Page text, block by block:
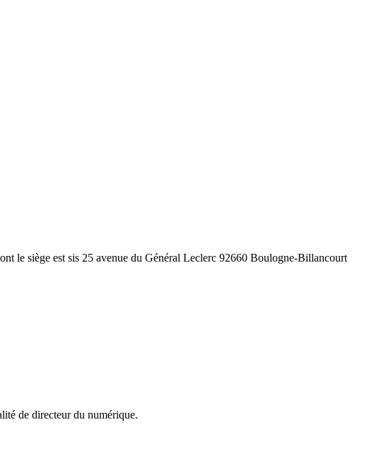
le siège est sis 25 avenue du Général Leclerc 92660 Boulogne-Billancourt
de directeur du numérique.